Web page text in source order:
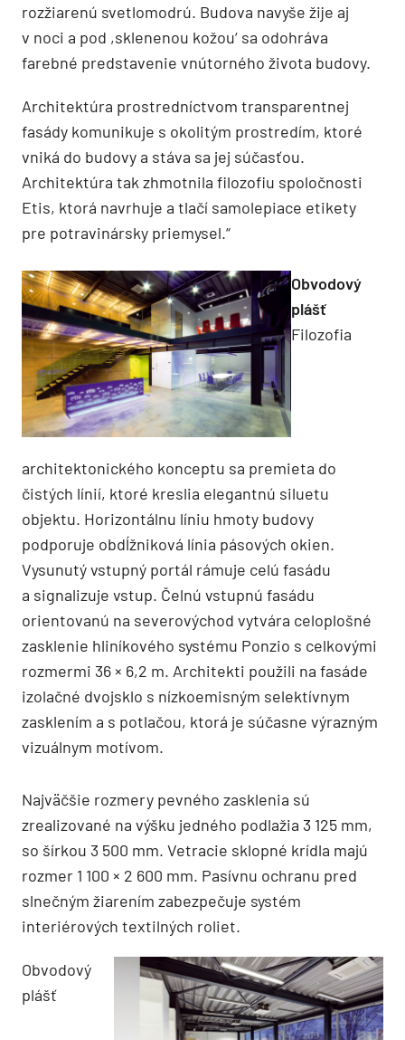
rozžiarenú svetlomodrú. Budova navyše žije aj
v noci a pod ,sklenenou kožou‘ sa odohráva
farebné predstavenie vnútorného života budovy.
Architektúra prostredníctvom transparentnej
fasády komunikuje s okolitým prostredím, ktoré
vniká do budovy a stáva sa jej súčasťou.
Architektúra tak zhmotnila filozofiu spoločnosti
Etis, ktorá navrhuje a tlačí samolepiace etikety
pre potravinársky priemysel.“
Obvodový
plášť
Filozofia
architektonického konceptu sa premieta do
čistých línií, ktoré kreslia elegantnú siluetu
objektu. Horizontálnu líniu hmoty budovy
podporuje obdĺžniková línia pásových okien.
Vysunutý vstupný portál rámuje celú fasádu
a signalizuje vstup. Čelnú vstupnú fasádu
orientovanú na severovýchod vytvára celoplošné
zasklenie hliníkového systému Ponzio s celkovými
rozmermi 36 × 6,2 m. Architekti použili na fasáde
izolačné dvojsklo s nízkoemisným selektívnym
zasklením a s potlačou, ktorá je súčasne výrazným
vizuálnym motívom.
Najväčšie rozmery pevného zasklenia sú
zrealizované na výšku jedného podlažia 3 125 mm,
so šírkou 3 500 mm. Vetracie sklopné krídla majú
rozmer 1 100 × 2 600 mm. Pasívnu ochranu pred
slnečným žiarením zabezpečuje systém
interiérových textilných roliet.
Obvodový
plášť